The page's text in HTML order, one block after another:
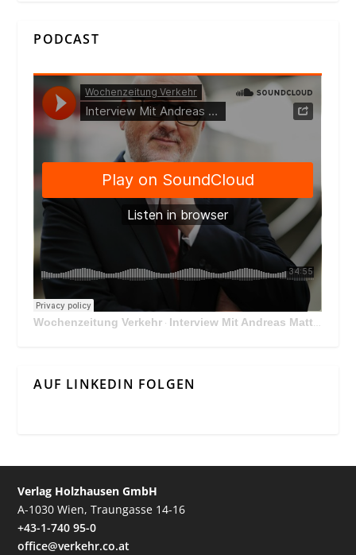
PODCAST
Wochenzeitung Verkehr · Interview Mit Andreas Matthä, CEO der ÖBB Holding
AUF LINKEDIN FOLGEN
Verlag Holzhausen GmbH
A-1030 Wien, Traungasse 14-16
+43-1-740 95-0
office@verkehr.co.at